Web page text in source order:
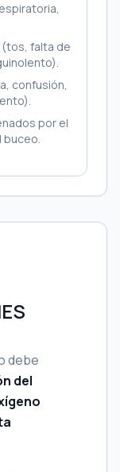
(tos, falta de
confusión,
por el
buceo.
debe
del